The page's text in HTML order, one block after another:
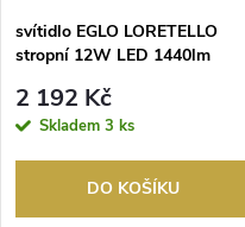
p
r
o
s
p
r
svítidlo EGLO LORETELLO
stropní 12W LED 1440lm
2 192 Kč
Skladem 3 ks
DO KOŠÍKU